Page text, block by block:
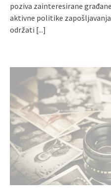
poziva zainteresirane
aktivne politike zapošljavanja
održati [...]